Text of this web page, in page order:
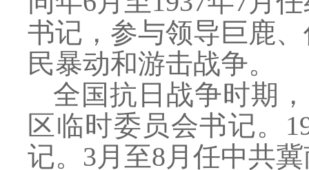
书记，参与领导巨鹿
民暴动和游击战争。
全国抗日战争时期，
区临时委员会书记。
记。3月至8月任中共